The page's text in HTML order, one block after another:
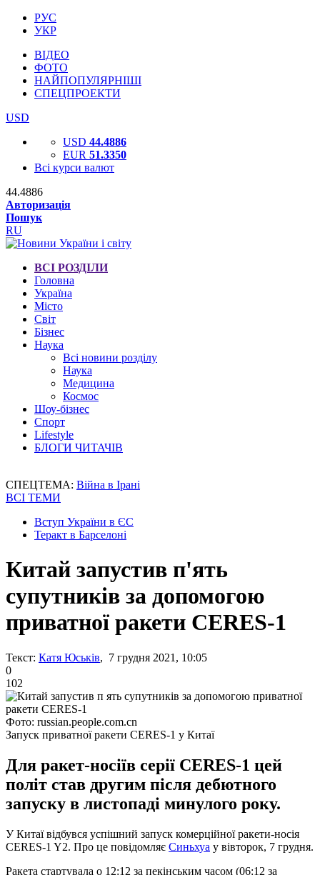
РУС
УКР
ВІДЕО
ФОТО
НАЙПОПУЛЯРНІШІ
СПЕЦПРОЕКТИ
USD
USD 44.4886
EUR 51.3350
Всі курси валют
44.4886
Авторизація
Пошук
RU
ВСІ РОЗДІЛИ
Головна
Україна
Місто
Світ
Бізнес
Наука
Всі новини розділу
Наука
Медицина
Космос
Шоу-бізнес
Спорт
Lifestyle
БЛОГИ ЧИТАЧІВ
СПЕЦТЕМА: Війна в Ірані
ВСІ ТЕМИ
Вступ України в ЄС
Теракт в Барселоні
Китай запустив п'ять
супутників за допомогою
приватної ракети CERES-1
Текст: Катя Юськів, 7 грудня 2021, 10:05
0
102
Фото: russian.people.com.cn
Запуск приватної ракети CERES-1 у Китаї
Для ракет-носіїв серії CERES-1 цей
політ став другим після дебютного
запуску в листопаді минулого року.
У Китаї відбувся успішний запуск комерційної ракети-носія
CERES-1 Y2. Про це повідомляє Синьхуа у вівторок, 7 грудня.
Ракета стартувала о 12:12 за пекінським часом (06:12 за